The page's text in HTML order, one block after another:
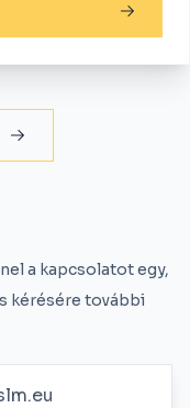
a kapcsolatot egy,
kérésére további